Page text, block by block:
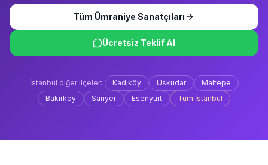
Tüm Ümraniye Sanatçıları
Ücretsiz Teklif Al
İstanbul diğer ilçeler: Kadıköy Üsküdar
Maltepe
Bakırköy
Sarıyer Esenyurt Tüm İstanbul